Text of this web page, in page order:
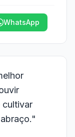
WhatsApp
cultivar